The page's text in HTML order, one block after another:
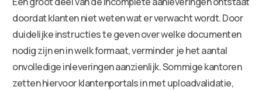
doordat klanten niet weten wat er verwacht wordt. Door
duidelijke instructies te geven over welke documenten
nodig zijn en in welk formaat, verminder je het aantal
onvolledige inleveringen aanzienlijk. Sommige kantoren
zetten hiervoor klantenportals in met uploadvalidatie,